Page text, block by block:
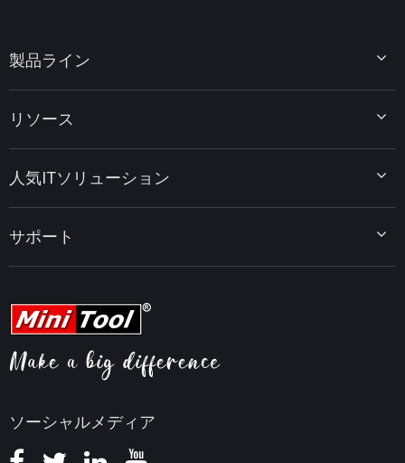
ソーシャルメディア
製品ライン
MiniTool Power Data Recovery
MiniTool PDF Editor
MiniTool MovieMaker
MiniTool uTube Downloader
リソース
データ復元ヒント
PDF編集ヒント
動画編集ヒント
ビデオ変換ヒント
画面録画ヒント
知識ベース
人気ITソリューション
MiniTool ニュースセンター
サポート
ヘルプ